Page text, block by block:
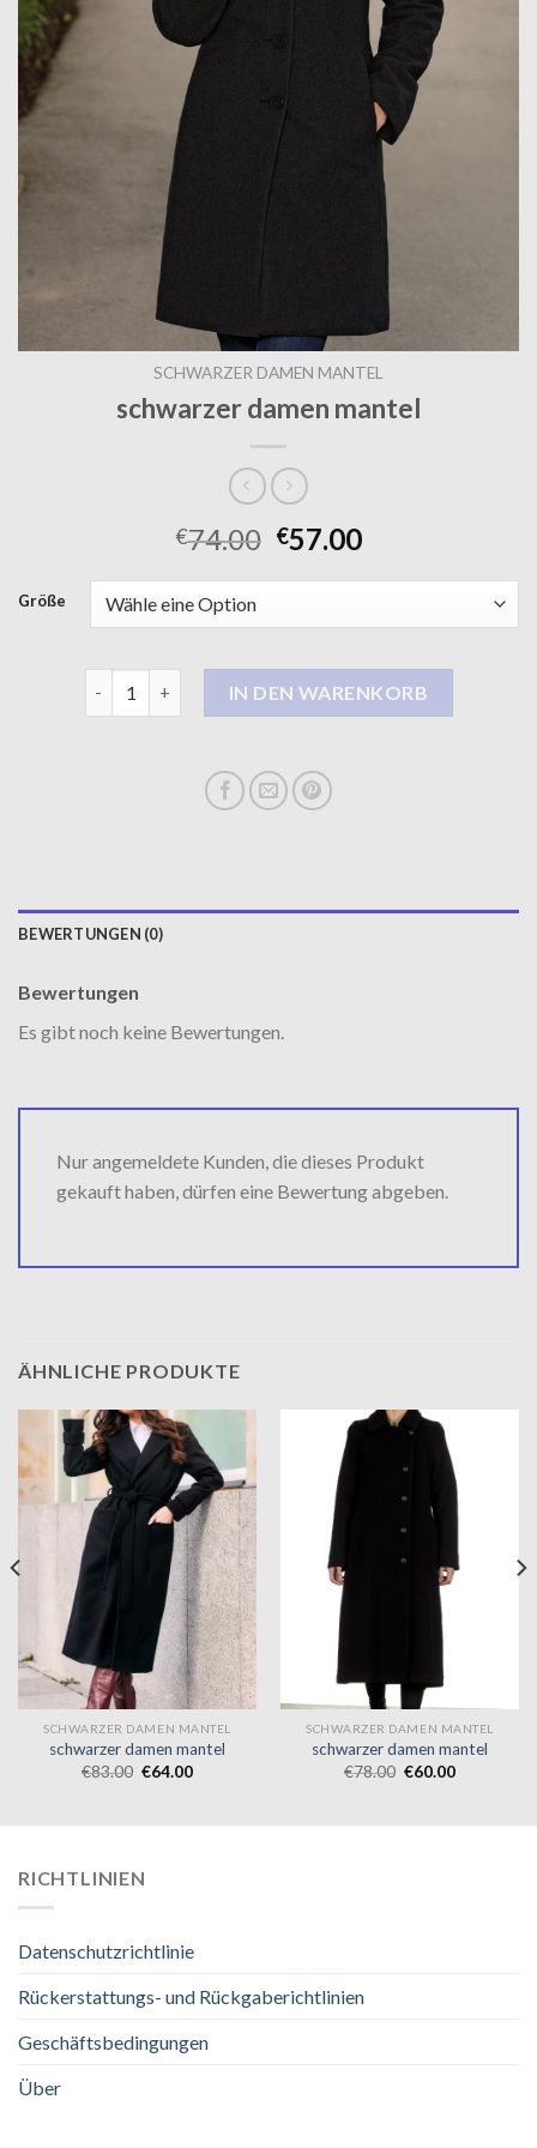
SCHWARZER DAMEN MANTEL
schwarzer damen mantel
€74.00 €57.00
Größe
IN DEN WARENKORB
BEWERTUNGEN (0)
Bewertungen
Es gibt noch keine Bewertungen.
Nur angemeldete Kunden, die dieses Produkt
gekauft haben, dürfen eine Bewertung abgeben.
ÄHNLICHE PRODUKTE
SCHWARZER DAMEN MANTEL
schwarzer damen mantel
€83.00 €64.00
SCHWARZER DAMEN MANTEL
schwarzer damen mantel
€78.00 €60.00
RICHTLINIEN
Datenschutzrichtlinie
Rückerstattungs- und Rückgaberichtlinien
Geschäftsbedingungen
Über